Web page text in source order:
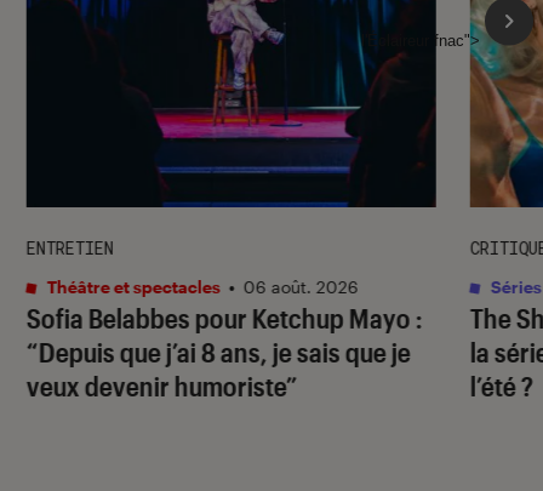
Sofia Belabbes pour Ketchup Mayo :
“Depuis que j’ai 8 ans, je sais que je
veux devenir humoriste”
ENTRETIEN
Théâtre et spectacles • 06 août. 2026
The
la
l’été ?
Séries
l'Éclaireur fnac">